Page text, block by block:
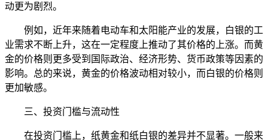
动更为剧烈。
例如，近年来随着电动车和太阳能产业的发展，白银的工
业需求不断上升，这在一定程度上推动了其价格的上涨。而黄
金的价格则更多受到国际政治、经济形势、货币政策等因素的
影响。总的来说，黄金的价格波动相对较小，而白银的价格则
更加敏感。
三、投资门槛与流动性
在投资门槛上，纸黄金和纸白银的差异并不显著。一般来